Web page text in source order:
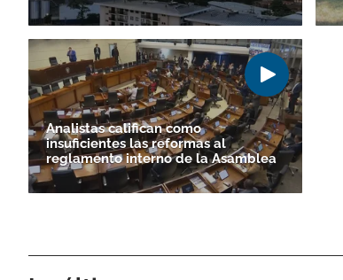
Analistas califican como
insuficientes las reformas al
reglamento interno de la Asamblea